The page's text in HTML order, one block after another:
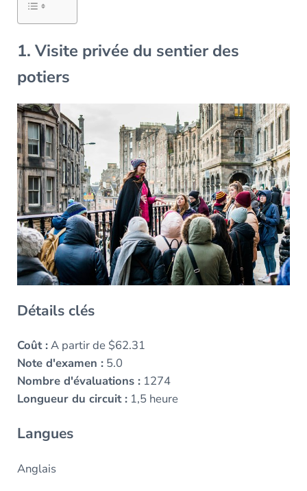
1. Visite privée du sentier des
potiers
Détails clés
Coût :A partir de $62.31
Note d'examen :5.0
Nombre d'évaluations :1274
Longueur du circuit :1,5 heure
Langues
Anglais